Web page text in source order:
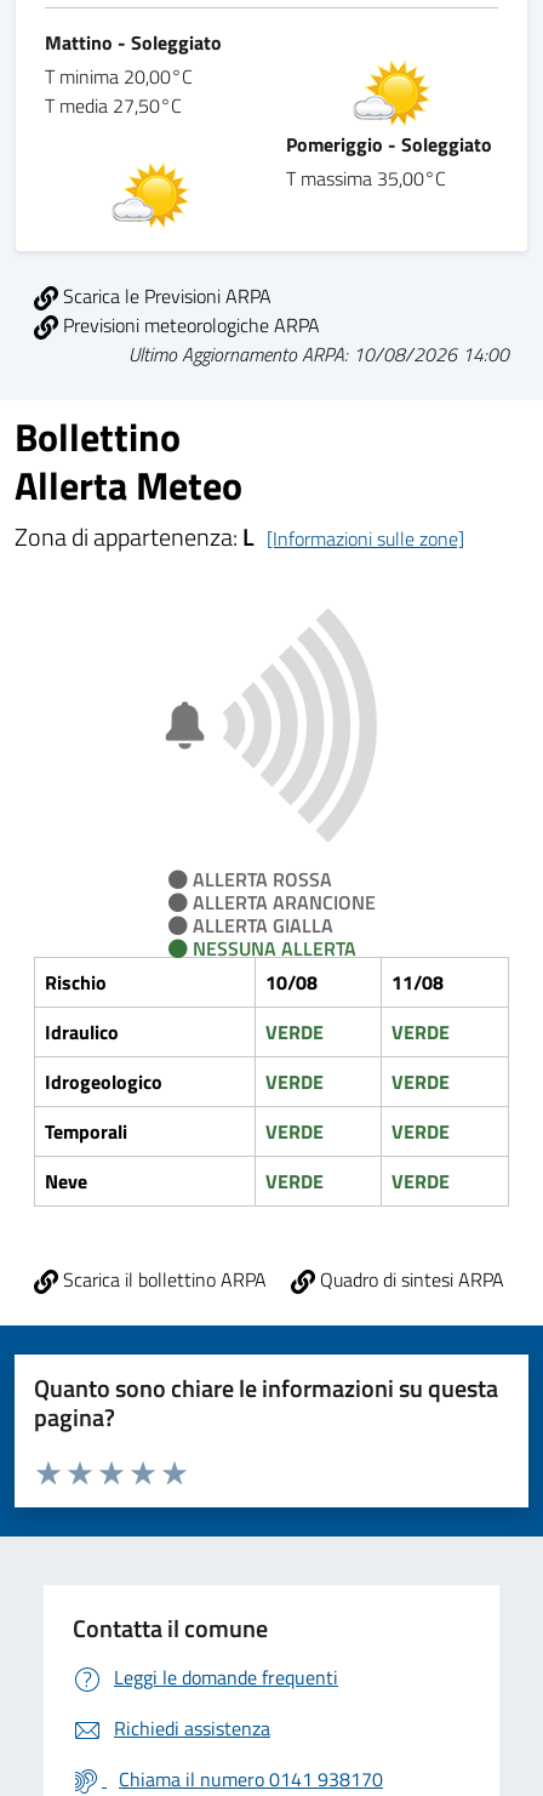
Mattino - Soleggiato
T minima 20,00°C
T media 27,50°C
Pomeriggio - Soleggiato
T massima 35,00°C
Scarica le Previsioni ARPA
Previsioni meteorologiche ARPA
Ultimo Aggiornamento ARPA: 10/08/2026 14:00
Bollettino
Allerta Meteo
Zona di appartenenza:L [Informazioni sulle zone]
ALLERTA ROSSA
ALLERTA ARANCIONE
ALLERTA GIALLA
NESSUNA ALLERTA
Rischio
10/08
11/08
Idraulico
VERDE
VERDE
Idrogeologico
VERDE
VERDE
Temporali
VERDE
VERDE
Neve
VERDE VERDE
Scarica il bollettino ARPA Quadro di sintesi ARPA
Quanto sono chiare le informazioni su questa
pagina?
Valuta da 1 a 5 stelle la pagina
Valuta 5 stelle su 5
Valuta 4 stelle su 5
Valuta 3 stelle su 5
Valuta 2 stelle su 5
Valuta 1 stelle su 5
Contatta il comune
Leggi le domande frequenti
Richiedi assistenza
Chiama il numero 0141 938170